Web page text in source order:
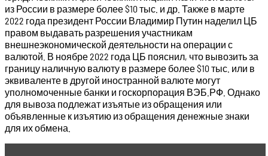
из России в размере более $10 тыс. и др. Также в марте
2022 года президент России Владимир Путин наделил ЦБ
правом выдавать разрешения участникам
внешнеэкономической деятельности на операции с
валютой. В ноябре 2022 года ЦБ пояснил, что вывозить за
границу наличную валюту в размере более $10 тыс. или в
эквиваленте в другой иностранной валюте могут
уполномоченные банки и госкорпорация ВЭБ.РФ. Однако
для вывоза подлежат изъятые из обращения или
объявленные к изъятию из обращения денежные знаки
для их обмена.